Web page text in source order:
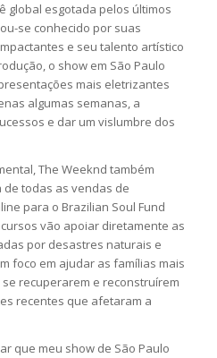
global esgotada pelos últimos
se conhecido por suas
e seu talento artístico
o show em São Paulo
mais eletrizantes
algumas semanas, a
e dar um vislumbre dos
The Weeknd também
de todas as vendas de
para o Brazilian Soul Fund
vão apoiar diretamente as
por desastres naturais e
foco em ajudar as famílias mais
recuperarem e reconstruírem
recentes que afetaram a
que meu show de São Paulo